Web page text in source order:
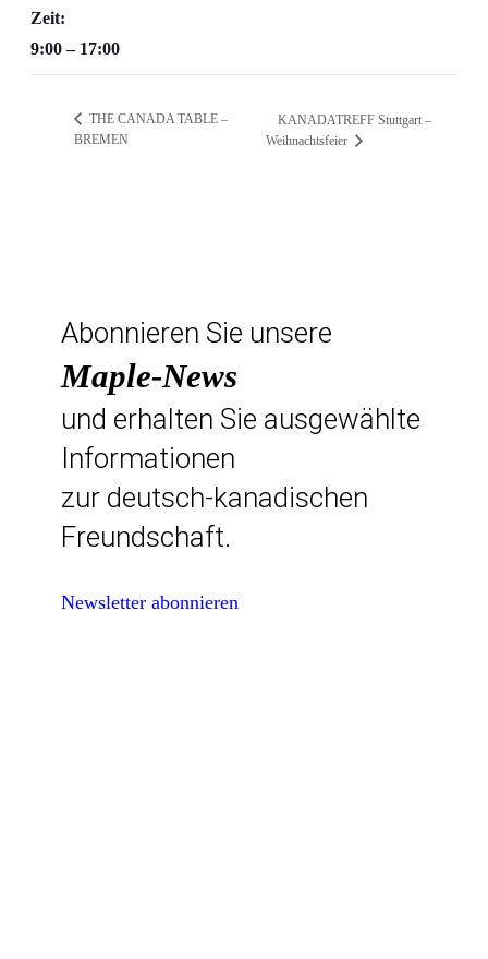
Zeit:
9:00 – 17:00
THE CANADA TABLE –
BREMEN
KANADATREFF Stuttgart –
Weihnachtsfeier
Abonnieren Sie unsere
Maple-News
und erhalten Sie ausgewählte
Informationen
zur deutsch-kanadischen
Freundschaft.
Newsletter abonnieren